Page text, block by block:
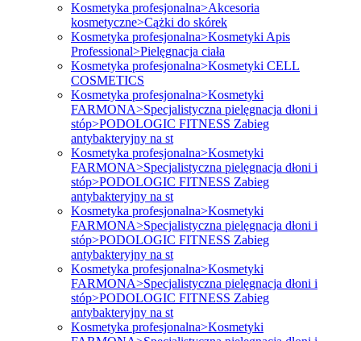
Kosmetyka profesjonalna>Akcesoria
kosmetyczne>Cążki do skórek
Kosmetyka profesjonalna>Kosmetyki Apis
Professional>Pielęgnacja ciała
Kosmetyka profesjonalna>Kosmetyki CELL
COSMETICS
Kosmetyka profesjonalna>Kosmetyki
FARMONA>Specjalistyczna pielęgnacja dłoni i
stóp>PODOLOGIC FITNESS Zabieg
antybakteryjny na st
Kosmetyka profesjonalna>Kosmetyki
FARMONA>Specjalistyczna pielęgnacja dłoni i
stóp>PODOLOGIC FITNESS Zabieg
antybakteryjny na st
Kosmetyka profesjonalna>Kosmetyki
FARMONA>Specjalistyczna pielęgnacja dłoni i
stóp>PODOLOGIC FITNESS Zabieg
antybakteryjny na st
Kosmetyka profesjonalna>Kosmetyki
FARMONA>Specjalistyczna pielęgnacja dłoni i
stóp>PODOLOGIC FITNESS Zabieg
antybakteryjny na st
Kosmetyka profesjonalna>Kosmetyki